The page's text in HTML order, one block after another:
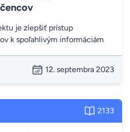
je zlepšiť prístup
k spoľahlivým informáciám
12. septembra 2023
2133